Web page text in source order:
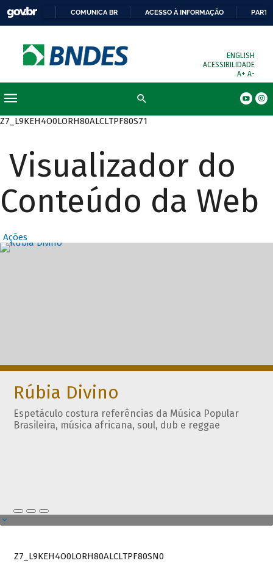
COMUNICA BR ACESSO À INFORMAÇÃO
ENGLISH
ACESSIBILIDADE
A+ A-
Z7_L9KEH4O0LORH80ALCLTPF80S71
Visualizador do
Conteúdo da Web
Ações
Destaques
Rúbia Divino
Espetáculo costura referências da Música Popular
Brasileira, música africana, soul, dub e reggae
Z7_L9KEH4O0LORH80ALCLTPF80SN0